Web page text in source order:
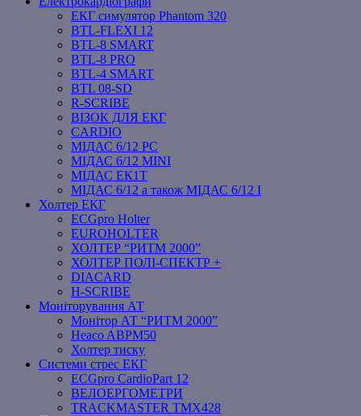
ЕКГ симулятор Phantom 320
BTL-FLEXI 12
BTL-8 SMART
BTL-8 PRO
BTL-4 SMART
BTL 08-SD
R-SCRIBE
ВІЗОК ДЛЯ ЕКГ
CARDIO
МІДАС 6/12 PC
МІДАС 6/12 MINI
МІДАС ЕК1Т
МІДАС 6/12 а також МІДАС 6/12 І
Холтер ЕКГ
ECGpro Holter
EUROHOLTER
ХОЛТЕР “РИТМ 2000”
ХОЛТЕР ПОЛІ-СПЕКТР +
DIACARD
H-SCRIBE
Моніторування АТ
Монітор АТ “РИТМ 2000”
Heaco ABPM50
Холтер тиску
Системи стрес ЕКГ
ECGpro CardioPart 12
ВЕЛОЕРГОМЕТРИ
TRACKMASTER TMX428